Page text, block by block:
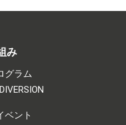
み
グラム
ベント